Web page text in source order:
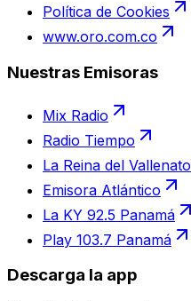
Política de Cookies
www.oro.com.co
Nuestras Emisoras
Mix Radio
Radio Tiempo
La Reina del Vallenato
Emisora Atlántico
La KY 92.5 Panamá
Play 103.7 Panamá
Descarga la app